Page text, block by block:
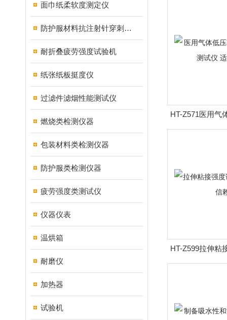
面巾纸柔软度测定仪
防护服材料抗注射针穿刺性能测试仪
耐折叠疲劳强度试验机
纸张纸板挺度仪
过滤件滤烟性能测试仪
燃烧类检测仪器
包装材料类检测仪器
防护服类检测仪器
疲劳强度类测试仪
仪器仪表
温烘箱
耐磨仪
加热器
试验机
HT-Z571医用气
压力测试
HT-Z599拉伸粘
值得